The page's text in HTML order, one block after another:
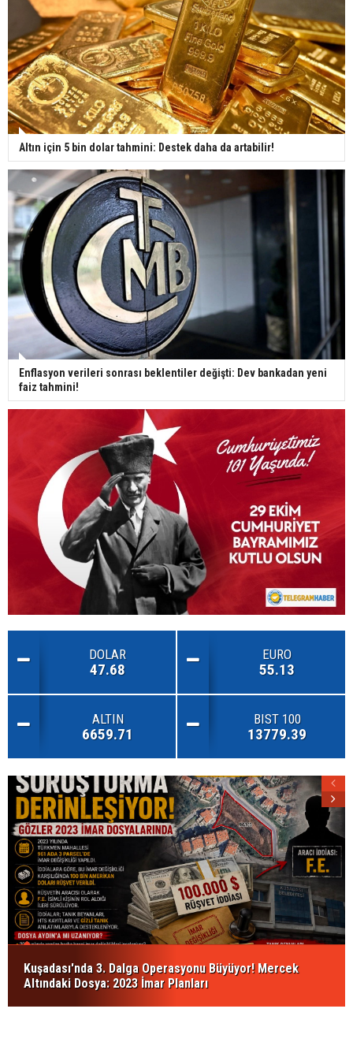
Altın için 5 bin dolar tahmini: Destek daha da artabilir!
Enflasyon verileri sonrası beklentiler değişti: Dev bankadan yeni
faiz tahmini!
DOLAR
47.68
EURO
55.13
ALTIN
6659.71
BIST 100
13779.39
Kuşadası'nda 3. Dalga Operasyonu Büyüyor! Mercek
Altındaki Dosya: 2023 İmar Planları